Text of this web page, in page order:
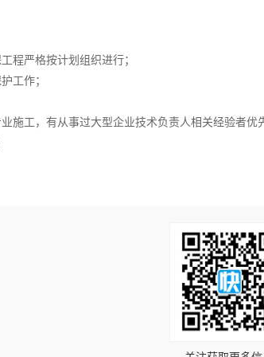
程严格按计划组织进行；
工作；
施工，有从事过大型企业技术负责人相关经验者优